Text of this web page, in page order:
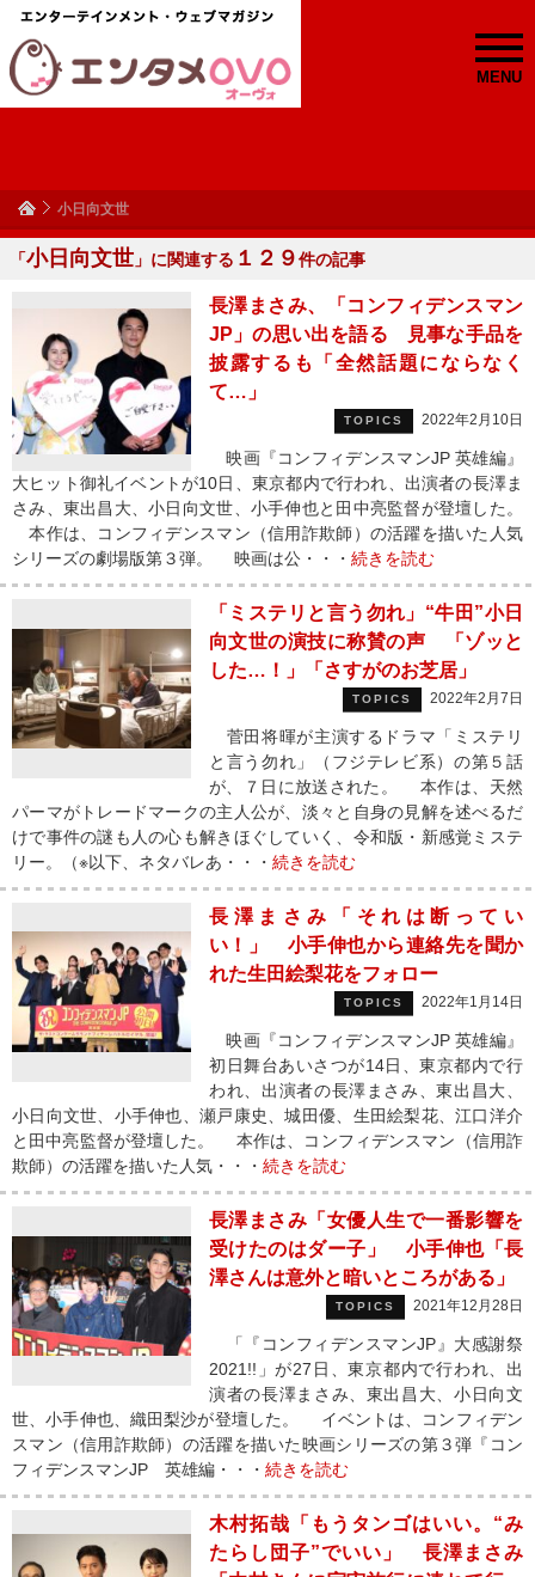
MENU
小日向文世
「小日向文世 」に関連する １２９件の記事
長澤まさみ、「コンフィデンスマン
JP」の思い出を語る 見事な手品を
披露するも「全然話題にならなく
て…」
TOPICS 2022年2月10日
映画『コンフィデンスマンJP 英雄編』
大ヒット御礼イベントが10日、東京都内で行われ、出演者の長澤ま
さみ、東出昌大、小日向文世、小手伸也と田中亮監督が登壇した。
本作は、コンフィデンスマン（信用詐欺師）の活躍を描いた人気
シリーズの劇場版第３弾。 映画は公・・・ 続きを読む
「ミステリと言う勿れ」“牛田”小日
向文世の演技に称賛の声 「ゾッと
した…！」「さすがのお芝居」
TOPICS 2022年2月7日
菅田将暉が主演するドラマ「ミステリ
と言う勿れ」（フジテレビ系）の第５話
が、７日に放送された。 本作は、天然
パーマがトレードマークの主人公が、淡々と自身の見解を述べるだ
けで事件の謎も人の心も解きほぐしていく、令和版・新感覚ミステ
リー。（※以下、ネタバレあ・・・ 続きを読む
長澤まさみ「それは断ってい
い！」 小手伸也から連絡先を聞か
れた生田絵梨花をフォロー
TOPICS 2022年1月14日
映画『コンフィデンスマンJP 英雄編』
初日舞台あいさつが14日、東京都内で行
われ、出演者の長澤まさみ、東出昌大、
小日向文世、小手伸也、瀬戸康史、城田優、生田絵梨花、江口洋介
と田中亮監督が登壇した。 本作は、コンフィデンスマン（信用詐
欺師）の活躍を描いた人気・・・ 続きを読む
長澤まさみ「女優人生で一番影響を
受けたのはダー子」 小手伸也「長
澤さんは意外と暗いところがある」
TOPICS 2021年12月28日
「『コンフィデンスマンJP』大感謝祭
2021!!」が27日、東京都内で行われ、出
演者の長澤まさみ、東出昌大、小日向文
世、小手伸也、織田梨沙が登壇した。 イベントは、コンフィデン
スマン（信用詐欺師）の活躍を描いた映画シリーズの第３弾『コン
フィデンスマンJP 英雄編・・・ 続きを読む
木村拓哉「もうタンゴはいい。“み
たらし団子”でいい」 長澤まさみ